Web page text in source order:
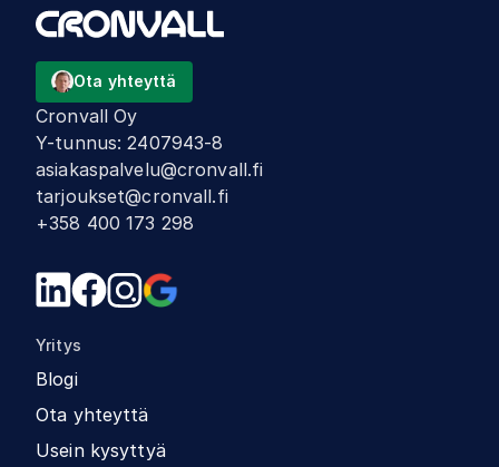
Ota yhteyttä
Cronvall Oy
Y-tunnus:2407943-8
asiakaspalvelu@cronvall.fi
tarjoukset@cronvall.fi
+358 400 173 298
Yritys
Blogi
Ota yhteyttä
Usein kysyttyä